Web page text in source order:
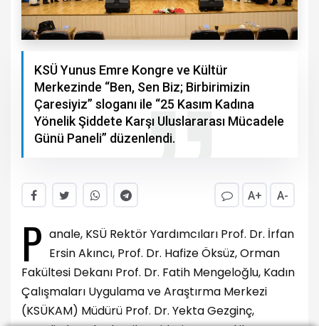
KSÜ Yunus Emre Kongre ve Kültür
Merkezinde “Ben, Sen Biz; Birbirimizin
Çaresiyiz” sloganı ile “25 Kasım Kadına
Yönelik Şiddete Karşı Uluslararası Mücadele
Günü Paneli” düzenlendi.
A+ A-
P anale, KSÜ Rektör Yardımcıları Prof. Dr. İrfan
Ersin Akıncı, Prof. Dr. Hafize Öksüz, Orman
Fakültesi Dekanı Prof. Dr. Fatih Mengeloğlu, Kadın
Çalışmaları Uygulama ve Araştırma Merkezi
(KSÜKAM) Müdürü Prof. Dr. Yekta Gezginç,